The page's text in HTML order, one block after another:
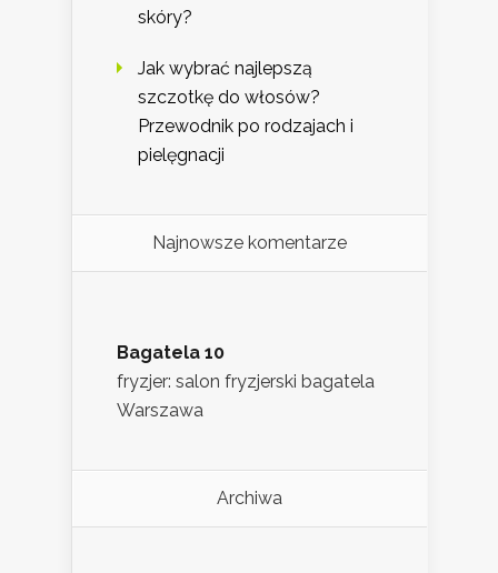
skóry?
Jak wybrać najlepszą
szczotkę do włosów?
Przewodnik po rodzajach i
pielęgnacji
Najnowsze komentarze
Bagatela 10
fryzjer: salon fryzjerski bagatela
Warszawa
Archiwa